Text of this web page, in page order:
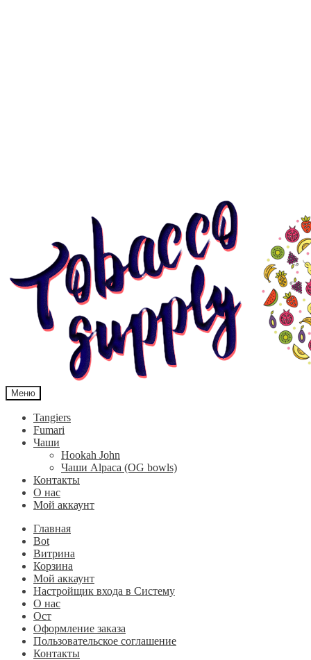
Меню
Tangiers
Fumari
Чаши
Hookah John
Чаши Alpaca (OG bowls)
Контакты
О нас
Мой аккаунт
Главная
Bot
Витрина
Корзина
Мой аккаунт
Настройщик входа в Систему
О нас
Ост
Оформление заказа
Пользовательское соглашение
Контакты